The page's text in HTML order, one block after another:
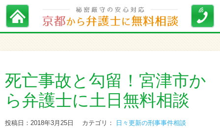
死亡事故と勾留！宮津市か
ら弁護士に土日無料相談
投稿日：2018年3月25日 カテゴリ： 日々更新の刑事事件相談